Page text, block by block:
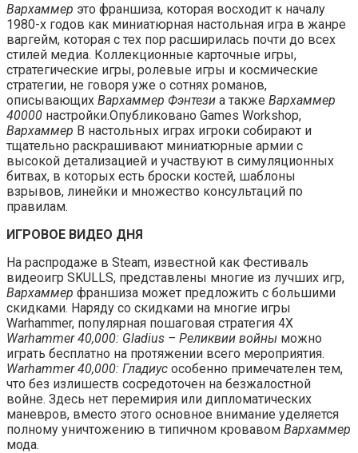
Вархаммер это франшиза, которая восходит к началу
1980-х годов как миниатюрная настольная игра в жанре
варгейм, которая с тех пор расширилась почти до всех
стилей медиа. Коллекционные карточные игры,
стратегические игры, ролевые игры и космические
стратегии, не говоря уже о сотнях романов,
описывающих Вархаммер Фэнтези а также Вархаммер
40000 настройки.Опубликовано Games Workshop,
Вархаммер В настольных играх игроки собирают и
тщательно раскрашивают миниатюрные армии с
высокой детализацией и участвуют в симуляционных
битвах, в которых есть броски костей, шаблоны
взрывов, линейки и множество консультаций по
правилам.
ИГРОВОЕ ВИДЕО ДНЯ
На распродаже в Steam, известной как Фестиваль
видеоигр SKULLS, представлены многие из лучших игр,
Вархаммер франшиза может предложить с большими
скидками. Наряду со скидками на многие игры
Warhammer, популярная пошаговая стратегия 4X
Warhammer 40,000: Gladius – Реликвии войны можно
играть бесплатно на протяжении всего мероприятия.
Warhammer 40,000: Гладиус особенно примечателен тем,
что без излишеств сосредоточен на безжалостной
войне. Здесь нет перемирия или дипломатических
маневров, вместо этого основное внимание уделяется
полному уничтожению в типичном кровавом Вархаммер
мода.